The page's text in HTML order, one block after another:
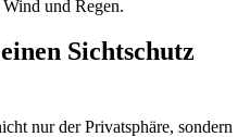
und Regen.
Sichtschutz
nur der Privatsphäre, sondern